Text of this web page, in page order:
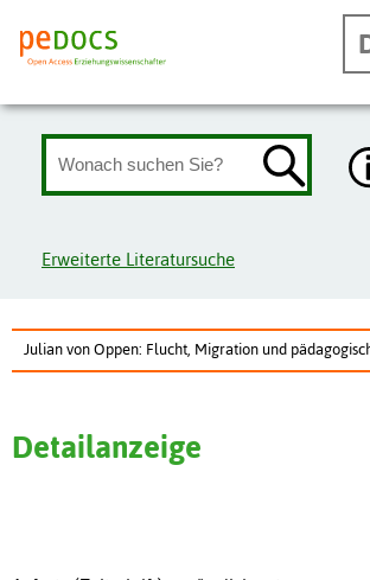
Erweiterte Literatursuche
Julian von Oppen: Flucht, Migration und
Detailanzeige